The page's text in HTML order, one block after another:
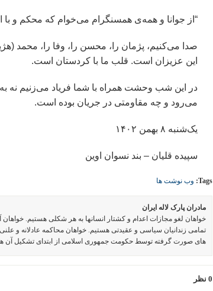
“از جوانا و همەی همسنگرام می‌خوام کە محکم و با
صدا می‌کنیم، پژمان را، محسن را، وفا را، محمد
این عزیزان است. قلب ما با کردستان است.
در این شب وحشت همراه با شما فریاد می‌زنیم نه
می‌رود و چه مقاومتی در جریان بوده است.
یک‌شنبه ۸ بهمن ۱۴۰۲
سپیده قلیان – بند نسوان اوین
Tags: وب نوشت ها
مادران پارک لاله ایران
خواهان لغو مجازات اعدام و کشتار انسانها به هر شکلی هستیم.
تمامی زندانیان سیاسی و عقیدتی هستیم. خواهان محاکمه عادلانه و
های صورت گرفته توسط حکومت جمهوری اسلامی از ابتدای تشکیل آن
0 نظر